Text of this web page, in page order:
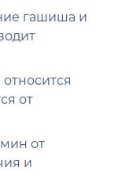
гашиша и
от
от
и